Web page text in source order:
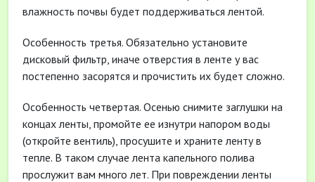
влажность почвы будет поддерживаться лентой.
Особенность третья. Обязательно установите
дисковый фильтр, иначе отверстия в ленте у вас
постепенно засорятся и прочистить их будет сложно.
Особенность четвертая. Осенью снимите заглушки на
концах ленты, промойте ее изнутри напором воды
(откройте вентиль), просушите и храните ленту в
тепле. В таком случае лента капельного полива
прослужит вам много лет. При повреждении ленты